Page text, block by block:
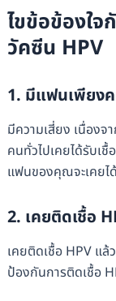
ไขข้อข้องใ
วัคซีน HPV
1. มีแฟนเพียงค
มีความเสี่ยง เนื่องจ
คนทั่วไปเคยได้รับเชื้
แฟนของคุณจะเคยไ
2. เคยติดเชื้อ
เคยติดเชื้อ HPV แ
ป้องกันการติดเชื้อ